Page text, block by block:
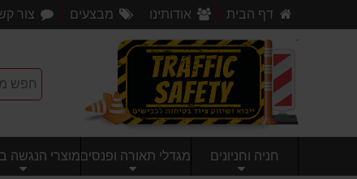
דף הבית אודותינו מבצעים צור
חניה וחניונים מגדלי תאורה ופנסיםמוצרי הנגשה